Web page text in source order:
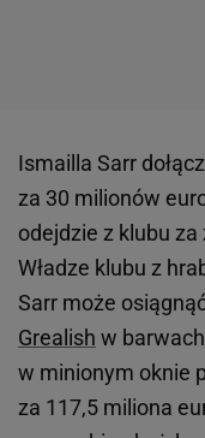
Ismailla Sarr
za 30 milionów
odejdzie z klubu
Władze klubu z
Sarr może
Grealish w
w minionym oknie
za 117,5 miliona